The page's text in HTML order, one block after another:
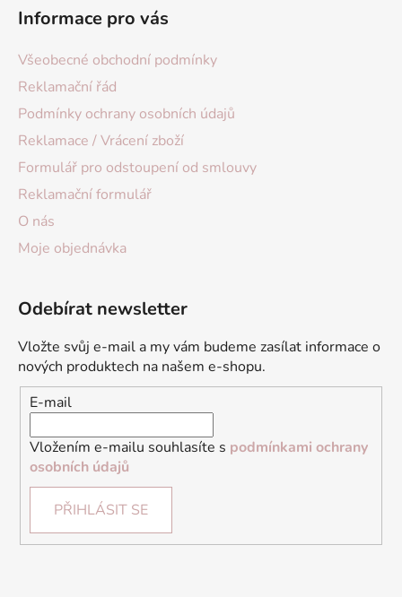
Informace pro vás
Všeobecné obchodní podmínky
Reklamační řád
Podmínky ochrany osobních údajů
Reklamace / Vrácení zboží
Formulář pro odstoupení od smlouvy
Reklamační formulář
O nás
Moje objednávka
Odebírat newsletter
Vložte svůj e-mail a my vám budeme zasílat informace o
nových produktech na našem e-shopu.
E-mail
Vložením e-mailu souhlasíte s podmínkami ochrany
osobních údajů
PŘIHLÁSIT SE